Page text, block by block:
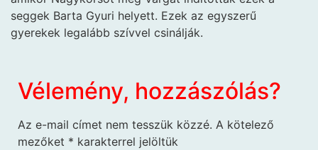
seggek Barta Gyuri helyett. Ezek az egyszerű
gyerekek legalább szívvel csinálják.
Vélemény, hozzászólás?
Az e-mail címet nem tesszük közzé. A kötelező
mezőket * karakterrel jelöltük